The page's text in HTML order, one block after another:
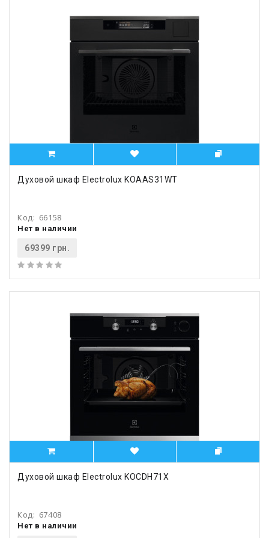
Духовой шкаф Electrolux KOAAS31WT
Код: 66158
Нет в наличии
69399 грн.
Духовой шкаф Electrolux KOCDH71X
Код: 67408
Нет в наличии